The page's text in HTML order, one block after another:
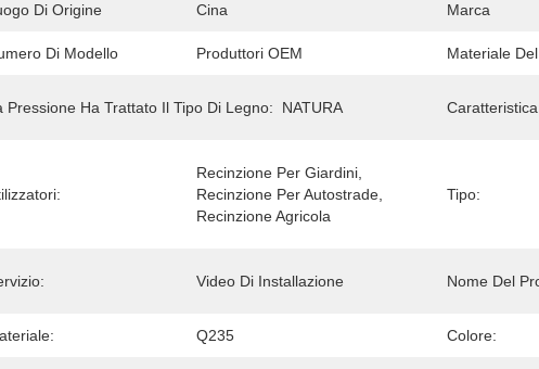
Di Origine Cina Marca
Di Modello Produttori OEM Materiale
Pressione Ha Trattato Il Tipo Di Legno: NATURA
Recinzione Per Giardini,
Recinzione Per Autostrade,
Recinzione Agricola
Tipo:
Video Di Installazione Nome Del
Q235 Colore: